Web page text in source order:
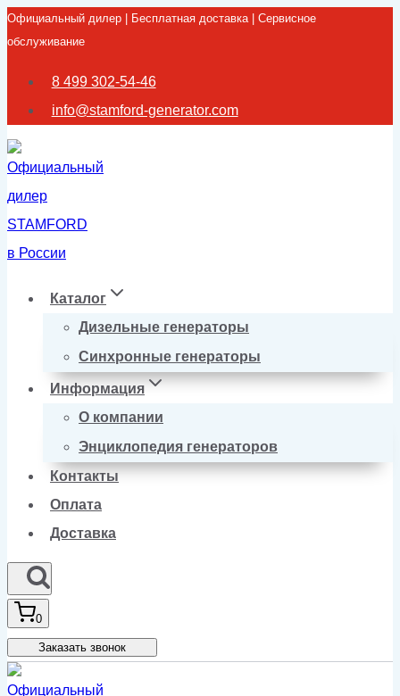
Перейти
к
содержимому
Официальный дилер | Бесплатная доставка | Сервисное
обслуживание
8 499 302-54-46
info@stamford-generator.com
Каталог
Дизельные генераторы
Синхронные генераторы
Информация
О компании
Энциклопедия генераторов
Контакты
Оплата
Доставка
0
Заказать звонок